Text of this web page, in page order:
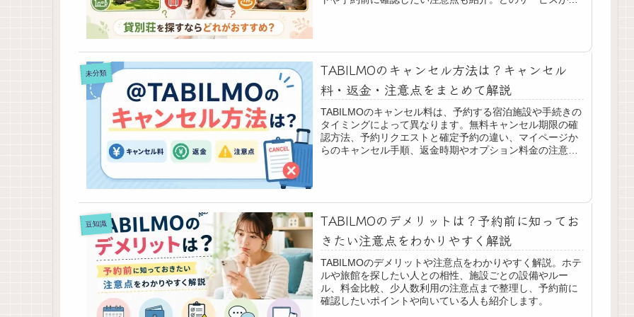
未分類
TABILMOのキャンセル方法は？キャンセル
料・返金・注意点をまとめて解説
TABILMOのキャンセル料は、予約する宿泊施設や手続きの
タイミングによって異なります。無料キャンセル期限の確
認方法、予約リクエストと確定予約の違い、マイページか
らのキャンセル手順、返金時期やオプション料金の注意点
豆知識
TABILMOのデメリットは？予約前に知ってお
きたい注意点をわかりやすく解説
TABILMOのデメリットや注意点をわかりやすく解説。ホテ
ルや旅館を探したい人との相性、施設ごとの設備やルー
ル、料金比較、少人数利用の注意点まで整理し、予約前に
確認したいポイントや向いている人も紹介します。